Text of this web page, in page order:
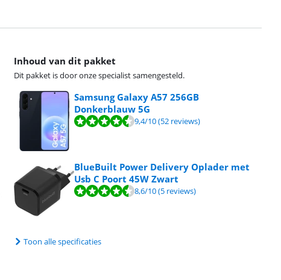
Inhoud van dit pakket
Dit pakket is door onze specialist samengesteld.
Samsung Galaxy A57 256GB
Donkerblauw 5G
9,4/10(52 reviews)
BlueBuilt Power Delivery Oplader met
Usb C Poort 45W Zwart
8,6/10(5 reviews)
Toon alle specificaties